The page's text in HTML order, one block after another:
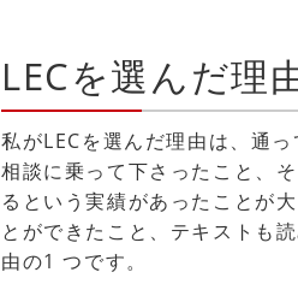
LECを選んだ理
私がLECを選んだ理由は、通
相談に乗って下さったこと、
るという実績があったことが
とができたこと、テキストも
由の1 つです。